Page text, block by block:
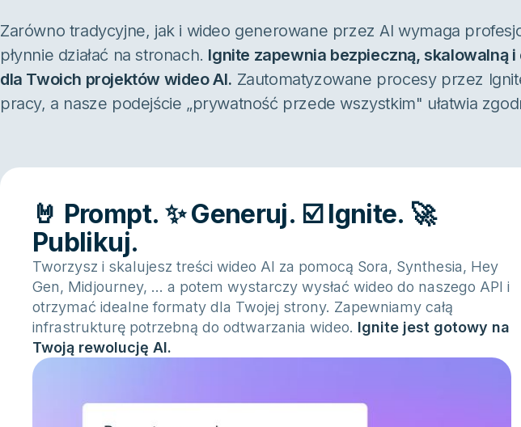
Zarówno tradycyjne, jak i wideo generowane przez AI wymaga
płynnie działać na stronach. Ignite zapewnia bezpieczną, skalowalną
dla Twoich projektów wideo AI. Zautomatyzowane procesy przez
pracy, a nasze podejście „prywatność przede wszystkim" ułatwia
🤘 Prompt. ✨ Generuj. ☑️ Ignite. 🚀
Publikuj.
Tworzysz i skalujesz treści wideo AI za pomocą Sora, Synthesia, Hey
Gen, Midjourney, ... a potem wystarczy wysłać wideo do naszego API i
otrzymać idealne formaty dla Twojej strony. Zapewniamy całą
infrastrukturę potrzebną do odtwarzania wideo. Ignite jest gotowy na
Twoją rewolucję AI.